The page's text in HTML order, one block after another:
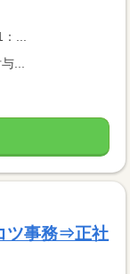
...
...
ツ事務⇒正社